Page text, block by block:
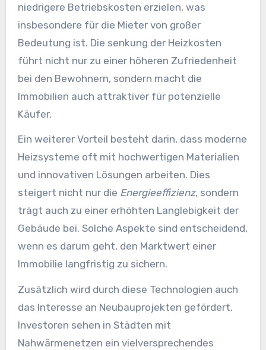
niedrigere Betriebskosten erzielen, was
insbesondere für die Mieter von großer
Bedeutung ist. Die senkung der Heizkosten
führt nicht nur zu einer höheren Zufriedenheit
bei den Bewohnern, sondern macht die
Immobilien auch attraktiver für potenzielle
Käufer.
Ein weiterer Vorteil besteht darin, dass moderne
Heizsysteme oft mit hochwertigen Materialien
und innovativen Lösungen arbeiten. Dies
steigert nicht nur die Energieeffizienz, sondern
trägt auch zu einer erhöhten Langlebigkeit der
Gebäude bei. Solche Aspekte sind entscheidend,
wenn es darum geht, den Marktwert einer
Immobilie langfristig zu sichern.
Zusätzlich wird durch diese Technologien auch
das Interesse an Neubauprojekten gefördert.
Investoren sehen in Städten mit
Nahwärmenetzen ein vielversprechendes